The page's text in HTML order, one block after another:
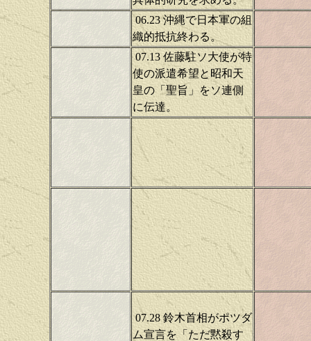
06.23 沖縄で日本軍の組
織的抵抗終わる。
07.13 佐藤駐ソ大使が特
使の派遣希望と昭和天
皇の「聖旨」をソ連側
に伝達。
07.28 鈴木首相がポツダ
ム宣言を「ただ黙殺す